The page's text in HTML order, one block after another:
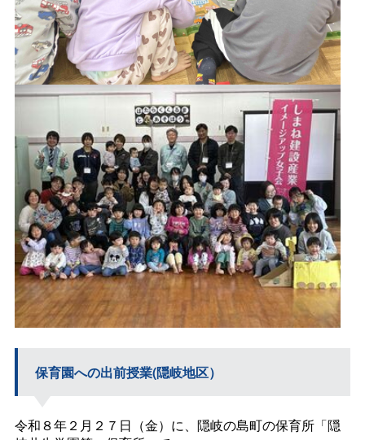
保育園への出前授業(隠岐地区）
令和８年２月２７日（金）に、隠岐の島町の保育所「隠